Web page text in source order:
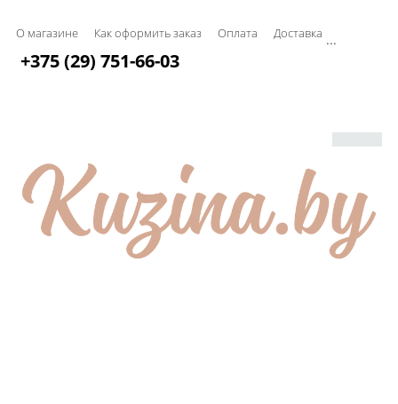
О магазине Как оформить заказ Оплата Доставка ...
+375 (29) 751-66-03